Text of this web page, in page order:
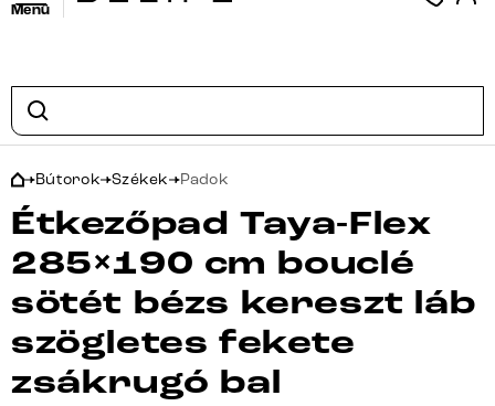
Menü
Bútorok Székek Padok
Étkezőpad Taya-Flex
285×190 cm bouclé
sötét bézs kereszt láb
szögletes fekete
zsákrugó bal